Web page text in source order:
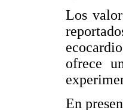
Los
ofrece
En